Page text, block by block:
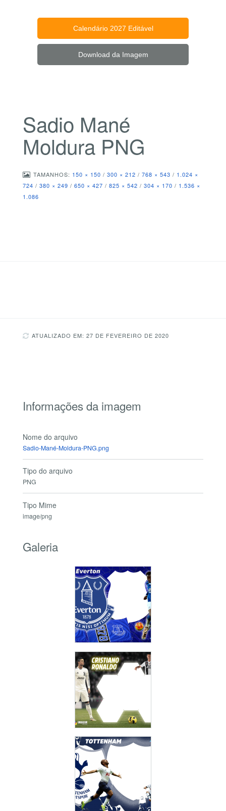
Calendário 2027 Editável
Download da Imagem
Sadio Mané
Moldura PNG
TAMANHOS: 150 × 150 / 300 × 212 / 768 × 543 / 1.024 ×
724 / 380 × 249 / 650 × 427 / 825 × 542 / 304 × 170 / 1.536 ×
1.086
ATUALIZADO EM: 27 DE FEVEREIRO DE 2020
Informações da imagem
Nome do arquivo
Sadio-Mané-Moldura-PNG.png
Tipo do arquivo
PNG
Tipo Mime
image/png
Galeria